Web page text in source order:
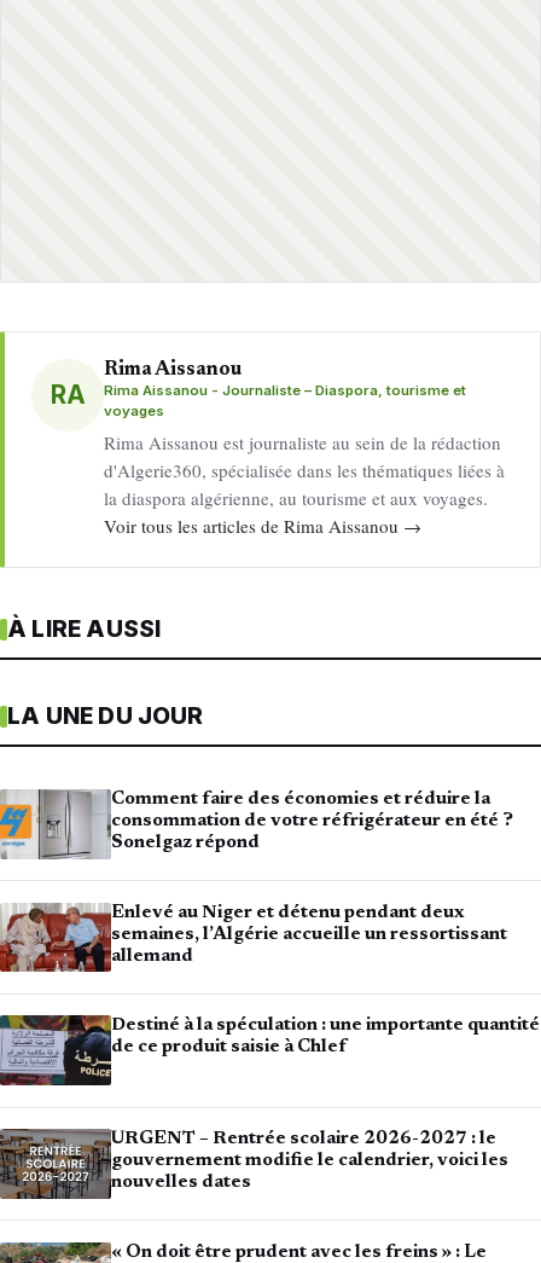
RA
Rima Aissanou
Rima Aissanou - Journaliste – Diaspora, tourisme et
voyages
Rima Aissanou est journaliste au sein de la rédaction
d'Algerie360, spécialisée dans les thématiques liées à
la diaspora algérienne, au tourisme et aux voyages.
Voir tous les articles de Rima Aissanou →
À LIRE AUSSI
LA UNE DU JOUR
Comment faire des économies et réduire la
consommation de votre réfrigérateur en été ?
Sonelgaz répond
Enlevé au Niger et détenu pendant deux
semaines, l’Algérie accueille un ressortissant
allemand
Destiné à la spéculation : une importante quantité
de ce produit saisie à Chlef
URGENT – Rentrée scolaire 2026-2027 : le
gouvernement modifie le calendrier, voici les
nouvelles dates
« On doit être prudent avec les freins » : Le